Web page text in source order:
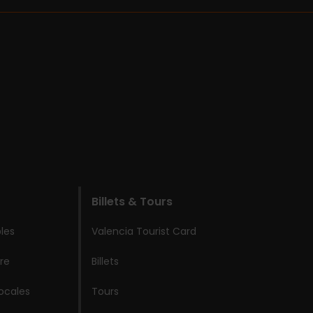
Billets & Tours
Valencia Tourist Card
Billets
Tours